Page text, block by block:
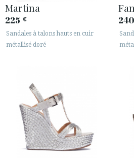
Martina
225 €
Sandales à talons hauts en cuir
métallisé doré
240